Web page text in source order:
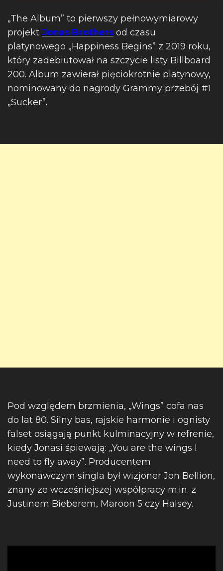
„The Album” to pierwszy pełnowymiarowy
projekt Jonas Brothers od czasu
platynowego „Happiness Begins” z 2019 roku,
który zadebiutował na szczycie listy Billboard
200. Album zawierał pięciokrotnie platynowy,
nominowany do nagrody Grammy przebój #1
„Sucker”.
Pod względem brzmienia, „Wings” cofa nas
do lat 80. Silny bas, rajskie harmonie i ognisty
falset osiągają punkt kulminacyjny w refrenie,
kiedy Jonasi śpiewają: „You are the wings I
need to fly away”. Producentem
wykonawczym singla był wizjoner Jon Bellion,
znany ze wcześniejszej współpracy m.in. z
Justinem Bieberem, Maroon 5 czy Halsey.